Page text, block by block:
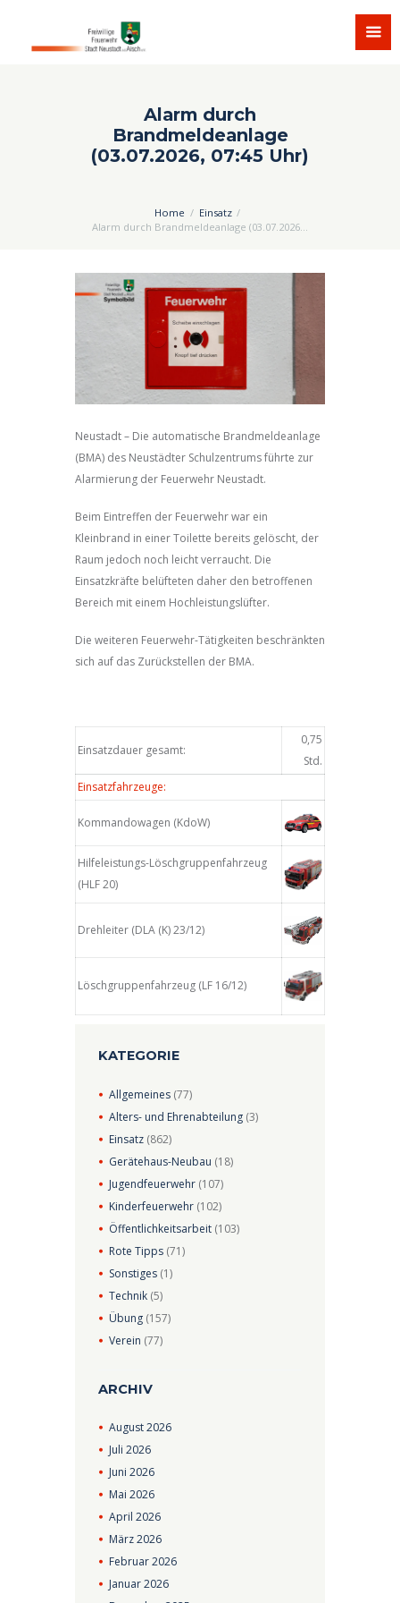
Alarm durch
Brandmeldeanlage
(03.07.2026, 07:45 Uhr)
Home
Einsatz
Alarm durch Brandmeldeanlage (03.07.2026...
Neustadt – Die automatische Brandmeldeanlage
(BMA) des Neustädter Schulzentrums führte zur
Alarmierung der Feuerwehr Neustadt.
Beim Eintreffen der Feuerwehr war ein
Kleinbrand in einer Toilette bereits gelöscht, der
Raum jedoch noch leicht verraucht. Die
Einsatzkräfte belüfteten daher den betroffenen
Bereich mit einem Hochleistungslüfter.
Die weiteren Feuerwehr-Tätigkeiten beschränkten
sich auf das Zurückstellen der BMA.
Einsatzdauer gesamt:
0,75
Std.
Einsatzfahrzeuge:
Kommandowagen (KdoW)
Hilfeleistungs-Löschgruppenfahrzeug
(HLF 20)
Drehleiter (DLA (K) 23/12)
Löschgruppenfahrzeug (LF 16/12)
KATEGORIE
Allgemeines (77)
Alters- und Ehrenabteilung (3)
Einsatz (862)
Gerätehaus-Neubau (18)
Jugendfeuerwehr (107)
Kinderfeuerwehr (102)
Öffentlichkeitsarbeit (103)
Rote Tipps (71)
Sonstiges (1)
Technik (5)
Übung (157)
Verein (77)
ARCHIV
August2026
Juli2026
Juni2026
Mai2026
April2026
März2026
Februar2026
Januar2026